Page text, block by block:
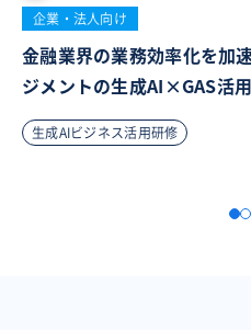
企業・法人向け
金融業界の業務効率化を加
ジメントの生成AI×GAS活
生成AIビジネス活用研修